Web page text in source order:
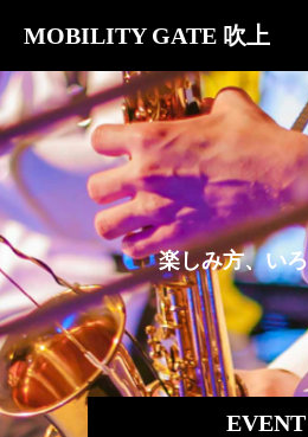
MOBILITY GATE 吹上
EVENT
楽しみ方、 いろ